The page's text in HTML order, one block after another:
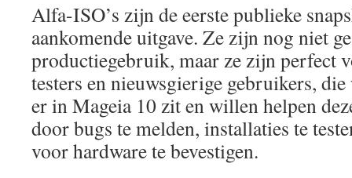
Alfa-ISO’s zijn de eerste publieke
aankomende uitgave. Ze zijn nog niet
productiegebruik, maar ze zijn perfect
testers en nieuwsgierige gebruikers,
er in Mageia 10 zit en willen helpen
door bugs te melden, installaties te
voor hardware te bevestigen.